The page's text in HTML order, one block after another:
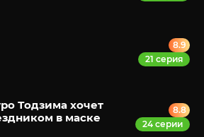
8.9
21 серия
Тодзима хочет
в маске
8.8
24 серии